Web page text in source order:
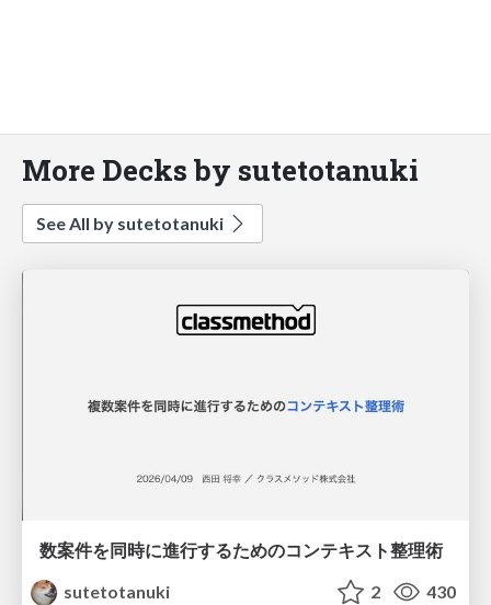
More Decks by sutetotanuki
See All by sutetotanuki
数案件を同時に進行するためのコンテキスト整理術
sutetotanuki
2 430